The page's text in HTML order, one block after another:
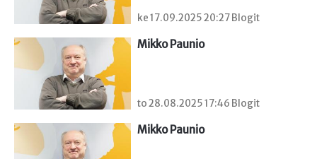
ke 17.09.2025 20:27 Blogit
Mikko Paunio
to 28.08.2025 17:46 Blogit
Mikko Paunio